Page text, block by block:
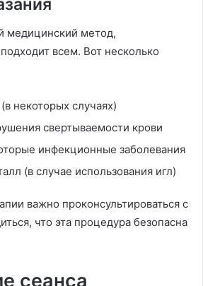
медицинский метод,
всем. Вот несколько
некоторых случаях)
свертываемости крови
инфекционные заболевания
(в случае использования игл)
важно проконсультироваться с
что эта процедура безопасна
сеанса